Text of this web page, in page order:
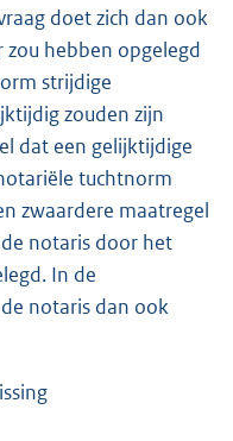
doet zich dan ook
hebben opgelegd
strijdige
zouden zijn
dat een gelijktijdige
tuchtnorm
zwaardere maatregel
notaris door het
In de
notaris dan ook